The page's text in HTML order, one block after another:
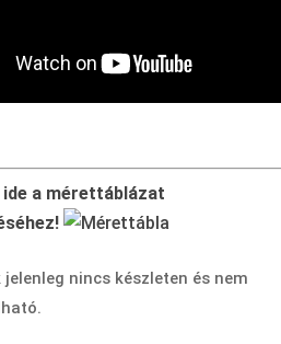
a mérettáblázat
jelenleg nincs készleten és nem